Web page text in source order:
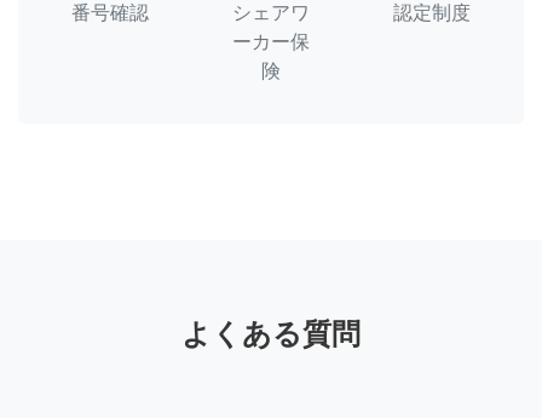
番号確認
シェアワ
ーカー保
険
認定制度
よくある質問